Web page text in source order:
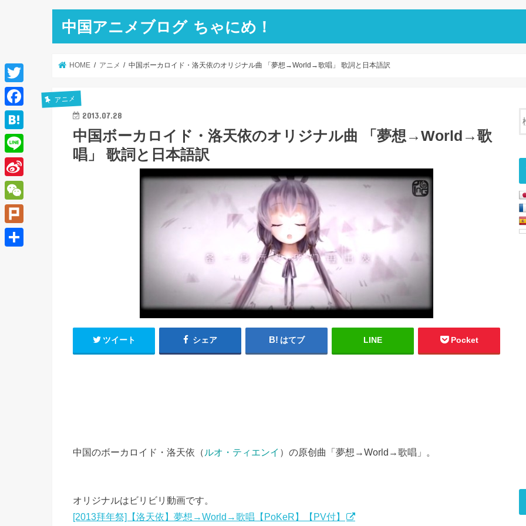
中国アニメブログ ちゃにめ！
HOME アニメ 中国ボーカロイド・洛天依のオリジナル曲 「夢想→World→歌唱」 歌詞と日本語訳
アニメ
2013.07.28
中国ボーカロイド・洛天依のオリジナル曲 「夢想→World→歌
唱」 歌詞と日本語訳
ツイート シェア はてブ LINE Pocket
中国のボーカロイド・洛天依（ ルオ・ティエンイ ）の原创曲「夢想→World→歌唱」。
オリジナルはビリビリ動画です。
[2013拜年祭]【洛天依】夢想→World→歌唱【PoKeR】【PV付】
T
w
i
t
e
r
F
a
c
e
b
o
o
k
H
a
t
e
a
L
i
n
e
S
i
n
a
W
e
C
P